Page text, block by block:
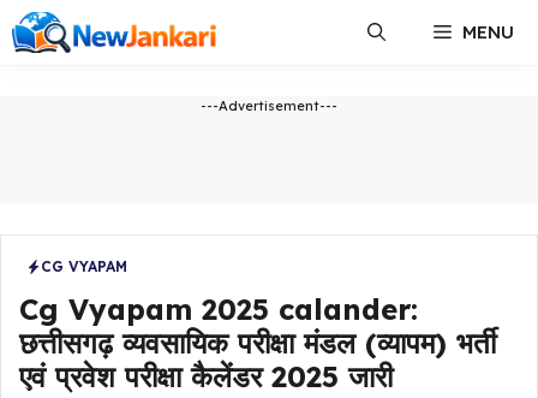
Skip
to
MENU
---Advertisement---
CG VYAPAM
Cg Vyapam 2025 calander:
छत्तीसगढ़ व्यवसायिक परीक्षा मंडल (व्यापम) भर्ती
एवं प्रवेश परीक्षा कैलेंडर 2025 जारी